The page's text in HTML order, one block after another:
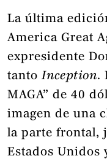
La última
America Great
expresidente
tantoInception.
MAGA” de 40
imagen de una
la parte frontal,
Estados Unidos